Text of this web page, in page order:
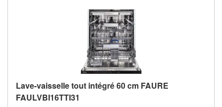
Lave-vaisselle tout intégré 60 cm FAURE
FAULVBI16TTI31